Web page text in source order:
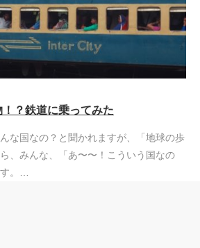
？鉄道に乗ってみた
な国なの？と聞かれますが、「地球の歩
、みんな、「あ〜〜！こういう国なの
す。…